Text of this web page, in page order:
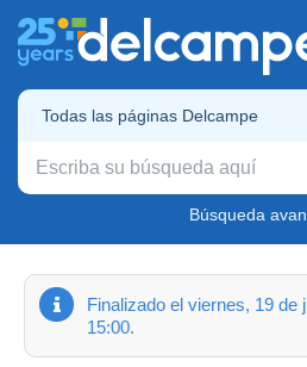
Todas las páginas Delcampe
Búsqueda
Finalizado el viernes, 19 de
15:00.